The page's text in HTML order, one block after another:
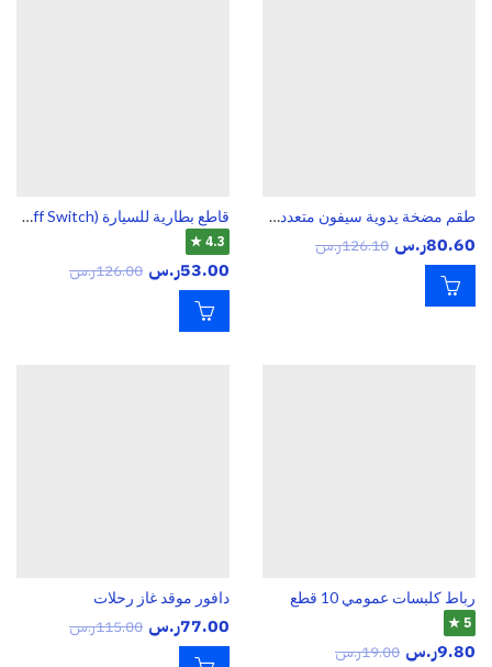
طقم مضخة يدوية سيفون متعددة الاستخدام مع خراطيم وملحقات – لسحب وتفريغ السوائل والهواء
80.60ر.س 126.10ر.س
قاطع بطارية للسيارة (Battery Disconnect Switch / Battery Cut Off Switch)
4.3 ★
53.00ر.س 126.00ر.س
رباط كلبسات عمومي 10 قطع
5 ★
9.80ر.س 19.00ر.س
دافور موقد غاز رحلات
77.00ر.س 115.00ر.س